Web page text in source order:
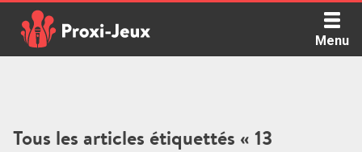
content
Menu
Tous les articles étiquettés « 13